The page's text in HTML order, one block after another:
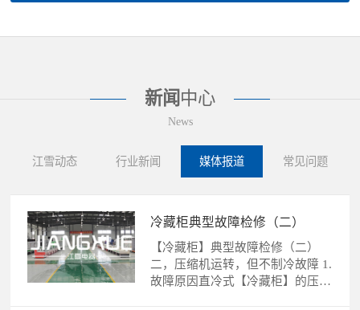
新闻 中心
News
江雪动态 行业新闻 媒体报道 常见问题
冷藏柜典型故障检修（二）
【冷藏柜】典型故障检修（二）
二，压缩机运转，但不制冷故障 1.
故障原因直冷式【冷藏柜】的压缩